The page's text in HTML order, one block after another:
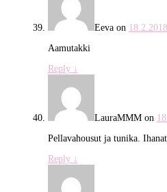
Eevaon
Aamutakki
Reply ↓
LauraMMMon
Pellavahousut ja tunika.
Reply ↓